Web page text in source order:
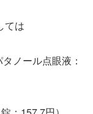
ては
ノール点眼液：